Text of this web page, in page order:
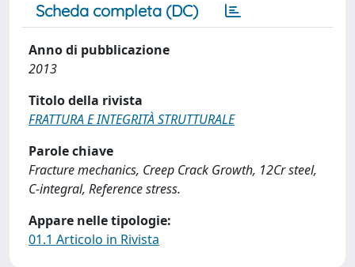
Scheda completa (DC)
Anno di pubblicazione
2013
Titolo della rivista
FRATTURA E INTEGRITÀ STRUTTURALE
Parole chiave
Fracture mechanics, Creep Crack Growth, 12Cr steel,
C-integral, Reference stress.
Appare nelle tipologie:
01.1 Articolo in Rivista